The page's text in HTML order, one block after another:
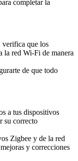
completar la
verifica que los
la red Wi-Fi de manera
de que todo
a tus dispositivos
su correcto
Zigbee y de la red
y correcciones